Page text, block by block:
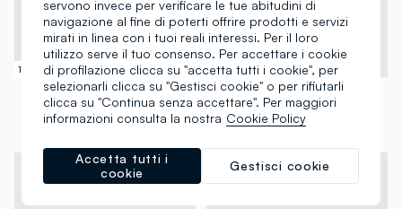
100% Cotone
FAGOTTINO
Set in puro cotone multicolor da bimbo con patch leone
© Disney
FAGOTTINO
€ 18,95-50%€ 9,47
servono invece per verificare le tue abitudini di
navigazione al fine di poterti offrire prodotti e servizi
mirati in linea con i tuoi reali interessi. Per il loro
utilizzo serve il tuo consenso. Per accettare i cookie
di profilazione clicca su "accetta tutti i cookie", per
selezionarli clicca su "Gestisci cookie" o per rifiutarli
clicca su "Continua senza accettare". Per maggiori
informazioni consulta la nostra Cookie Policy
Gestisci cookie
Accetta tutti i
cookie